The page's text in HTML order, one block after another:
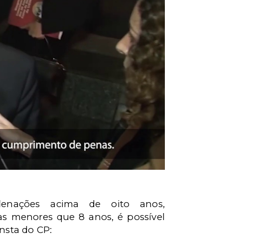
acima de oito anos,
menores que 8 anos, é possível
do CP: